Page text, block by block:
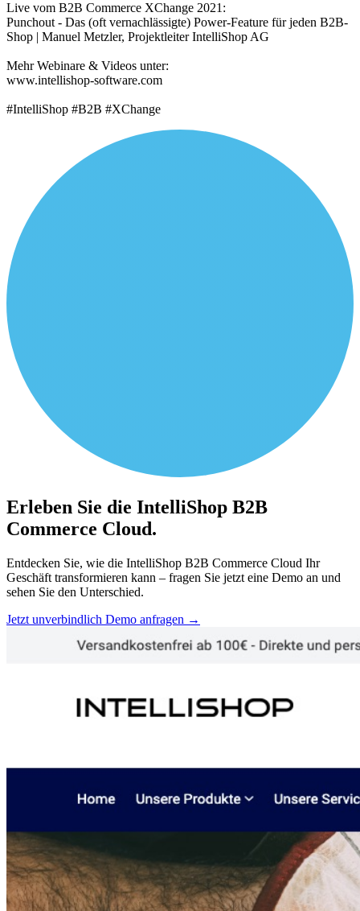
Live vom B2B Commerce XChange 2021:
Punchout - Das (oft vernachlässigte) Power-Feature für jeden B2B-
Shop | Manuel Metzler, Projektleiter IntelliShop AG
Mehr Webinare & Videos unter:
www.intellishop-software.com
#IntelliShop #B2B #XChange
Erleben Sie die IntelliShop B2B
Commerce Cloud.
Entdecken Sie, wie die IntelliShop B2B Commerce Cloud Ihr
Geschäft transformieren kann – fragen Sie jetzt eine Demo an und
sehen Sie den Unterschied.
Jetzt unverbindlich Demo anfragen →